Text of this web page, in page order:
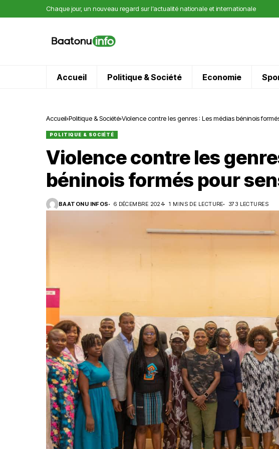
Chaque jour, un nouveau regard sur l’actualité nationale et internationale
Accueil Politique & Société Economie
Accueil Politique & Société Violence contre les genres : Les médias béninois
POLITIQUE & SOCIÉTÉ
Violence contre les
béninois formés pour
BAATONU INFOS 6 DÉCEMBRE 2024 1 MINS DE LECTURE 373 LECTURES